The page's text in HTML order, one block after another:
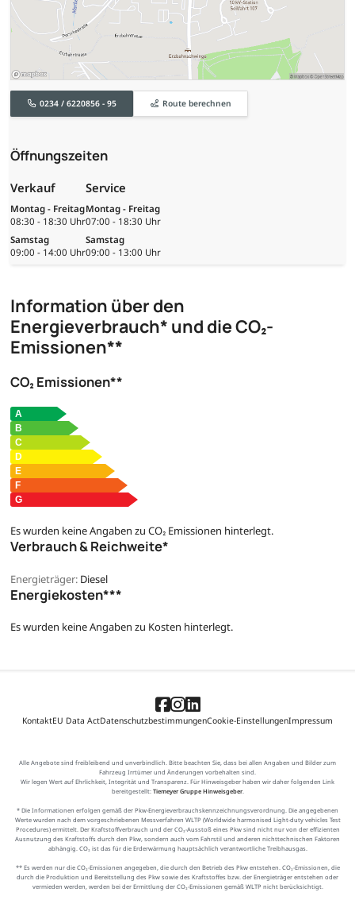
0234 / 6220856 - 95 Route berechnen
Öffnungszeiten
Verkauf
Montag - Freitag
08:30 - 18:30 Uhr
Samstag
09:00 - 14:00 Uhr
Service
Montag - Freitag
07:00 - 18:30 Uhr
Samstag
09:00 - 13:00 Uhr
Information über den
Energieverbrauch* und die CO₂-
Emissionen**
CO₂ Emissionen**
Es wurden keine Angaben zu CO₂ Emissionen hinterlegt.
Verbrauch & Reichweite*
Energieträger: Diesel
Energiekosten***
Es wurden keine Angaben zu Kosten hinterlegt.
KontaktEU Data ActDatenschutzbestimmungenCookie-EinstellungenImpressum
Alle Angebote sind freibleibend und unverbindlich. Bitte beachten Sie, dass bei allen Angaben und Bilder zum
Fahrzeug Irrtümer und Änderungen vorbehalten sind.
Wir legen Wert auf Ehrlichkeit, Integrität und Transparenz. Für Hinweisgeber haben wir daher folgenden Link
bereitgestellt: Tiemeyer Gruppe Hinweisgeber.
* Die Informationen erfolgen gemäß der Pkw-Energieverbrauchskennzeichnungsverordnung. Die angegebenen
Werte wurden nach dem vorgeschriebenen Messverfahren WLTP (Worldwide harmonised Light-duty vehicles Test
Procedures) ermittelt. Der Kraftstoffverbrauch und der CO₂-Ausstoß eines Pkw sind nicht nur von der effizienten
Ausnutzung des Kraftstoffs durch den Pkw, sondern auch vom Fahrstil und anderen nichttechnischen Faktoren
abhängig. CO₂ ist das für die Erderwärmung hauptsächlich verantwortliche Treibhausgas.
** Es werden nur die CO₂-Emissionen angegeben, die durch den Betrieb des Pkw entstehen. CO₂-Emissionen, die
durch die Produktion und Bereitstellung des Pkw sowie des Kraftstoffes bzw. der Energieträger entstehen oder
vermieden werden, werden bei der Ermittlung der CO₂-Emissionen gemäß WLTP nicht berücksichtigt.